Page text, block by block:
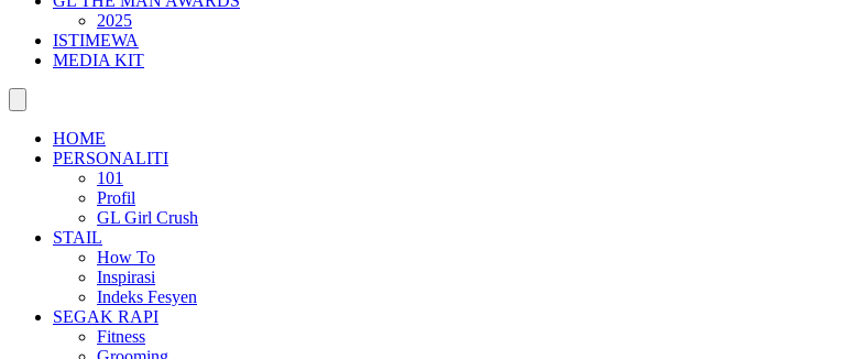
2025
ISTIMEWA
MEDIA KIT
HOME
PERSONALITI
101
Profil
GL Girl Crush
STAIL
How To
Inspirasi
Indeks Fesyen
SEGAK RAPI
Fitness